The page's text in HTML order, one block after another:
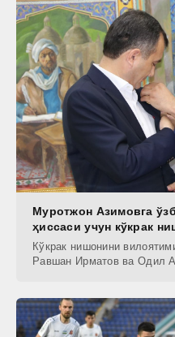
Муротжон Азимовга
ҳиссаси учун кўкрак
Кўкрак нишонини
Равшан Ирматов ва Одил